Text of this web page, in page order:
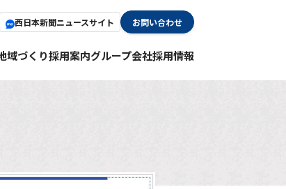
西日本新聞ニュースサイト お問い合わせ
域づくり採用案内グループ会社採用情報